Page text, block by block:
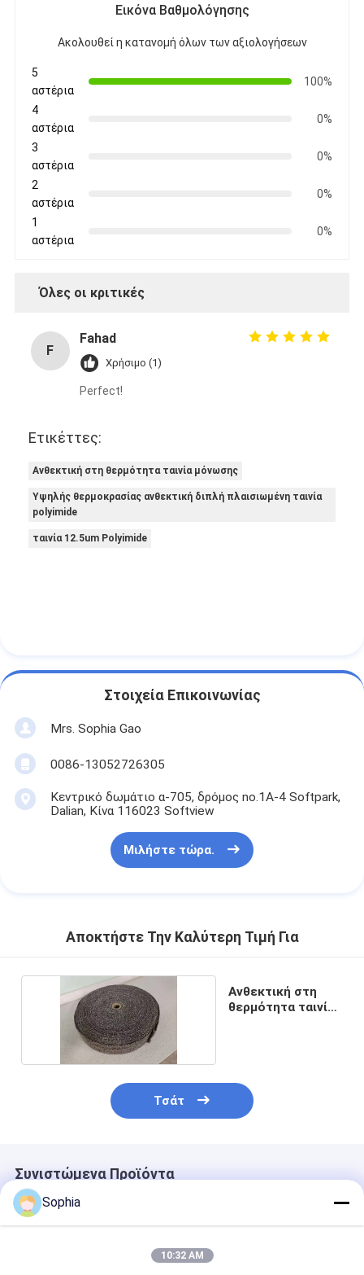
Προϊόντα
Συγκολλητική ταινία μόνωσης
Κολλητική ταινία υφασμάτων γυαλιού
Κολλητική ταινία ταινιών Polyimide
Ύφασμα φίμπεργκλας φύλλων αλουμινίου αργιλίου
Scrim φύλλων αλουμινίου ταινία
Ταινία αγωγών υφασμάτων
Το διπλάσιο πλαισίωσε την κολλητική ταινία
Ρίψη επένδυσης ακρίβειας
Ηλεκτρική πίνακα μόνωσης
Εικόνα Βαθμολόγησης
Ακολουθεί η κατανομή όλων των αξιολογήσεων
5
αστέρια
100%
4
αστέρια
0%
3
αστέρια
0%
2
αστέρια
0%
1
αστέρια
0%
Όλες οι κριτικές
F
Fahad
Χρήσιμο (1)
Perfect!
Ετικέττες:
Ανθεκτική στη θερμότητα ταινία μόνωσης
Υψηλής θερμοκρασίας ανθεκτική διπλή πλαισιωμένη ταινία
polyimide
ταινία 12.5um Polyimide
Στοιχεία Επικοινωνίας
Mrs. Sophia Gao
0086-13052726305
Κεντρικό δωμάτιο α-705, δρόμος no.1A-4 Softpark,
Dalian, Κίνα 116023 Softview
Μιλήστε τώρα.
Αποκτήστε Την Καλύτερη Τιμή Για
Ανθεκτική στη
θερμότητα ταινία
Τσάτ
Συνιστώμενα Προϊόντα
Sophia
10:32 AM